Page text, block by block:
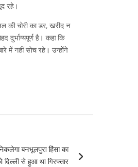
रहे।
चोरी का डर, खरीद न
दुर्भाग्यपूर्ण है। कहा कि
में नहीं सोच रहे। उन्होंने
बनभूलपुरा हिंसा का
दिल्ली से हुआ था गिरफ्तार